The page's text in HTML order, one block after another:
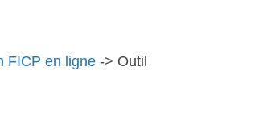
FICP en ligne -> Outil